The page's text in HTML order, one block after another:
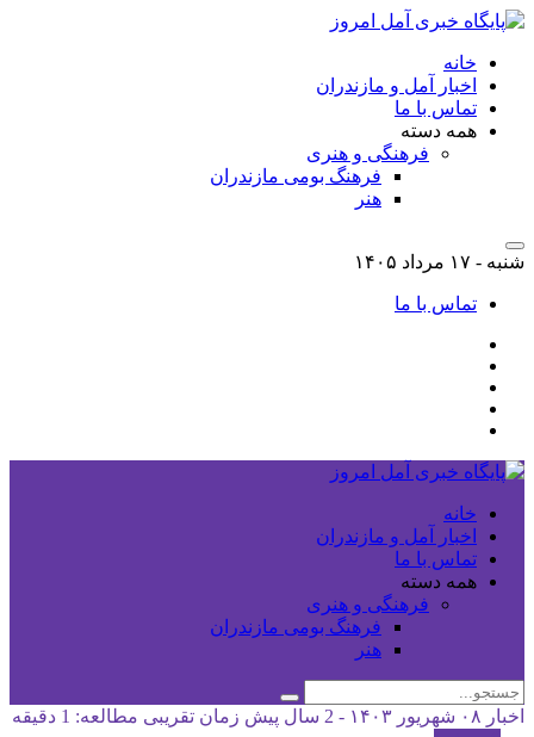
خانه
اخبار آمل و مازندران
تماس با ما
همه دسته
فرهنگی و هنری
فرهنگ بومی مازندران
هنر
شنبه - ۱۷ مرداد ۱۴۰۵
تماس با ما
خانه
اخبار آمل و مازندران
تماس با ما
همه دسته
فرهنگی و هنری
فرهنگ بومی مازندران
هنر
اخبار ۰۸ شهریور ۱۴۰۳ - 2 سال پیش
زمان تقریبی مطالعه: 1 دقیقه